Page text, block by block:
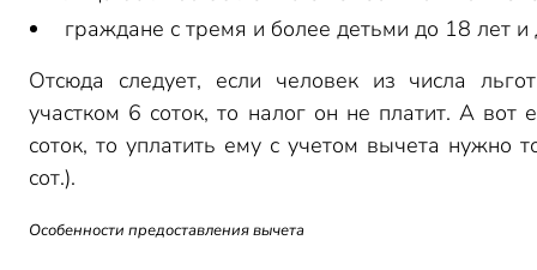
граждане с тремя и более детьми до 18 лет и
Отсюда следует, если человек из числа
участком 6 соток, то налог он не платит. А вот
соток, то уплатить ему с учетом вычета нужно
сот.).
Особенности предоставления вычета